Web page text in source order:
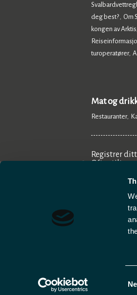
deg best?, Om
kongen av Arktis,
turoperatører,
Mat og
Restauranter,
Registrer
Ofte stilte
© 2026